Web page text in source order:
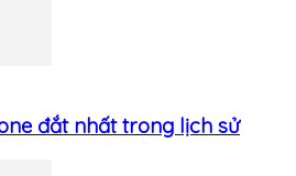
đắt nhất trong lịch sử